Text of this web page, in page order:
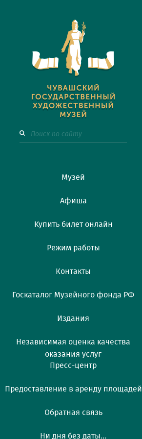
Музей
Афиша
Купить билет онлайн
Режим работы
Контакты
Госкаталог Музейного фонда РФ
Издания
Независимая оценка качества
оказания услуг
Пресс-центр
Предоставление в аренду площадей
Обратная связь
Ни дня без даты...